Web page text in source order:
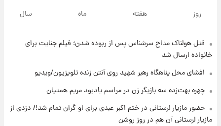
پول به معشوقه با درآمد یوفا
۲۰ ساعت پیش
۲۰ ساعت پیش
پی رفتن رامین رضاییان+ عکس
روز هفته ماه سال
قتل هولناک مداح سرشناس پس از ربوده شدن؛ فیلم جنایت برای
خانواده ارسال شد
افشای محل پناهگاه‌ رهبر شهید روی آنتن زنده تلویزیون/ویدیو
چهره بهت‌زده سه بازیگر زن در مراسم یادبود مریم همتیان
حضور مازیار لرستانی در ختم اکبر عبدی برای او گران تمام شد!/ دزدی از
مازیار لرستانی آن هم در روز روشن